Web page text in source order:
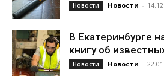
Новости Новости -
В Екатеринбурге
книгу об
Новости Новости -